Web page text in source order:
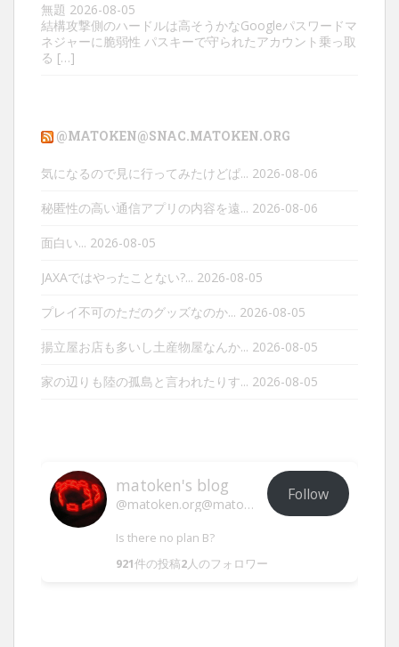
無題 2026-08-05
結構攻撃側のハードルは高そうかなGoogleパスワードマ
ネジャーに脆弱性 パスキーで守られたアカウント乗っ取
る […]
@MATOKEN@SNAC.MATOKEN.ORG
気になるので見に行ってみたけどぱ... 2026-08-06
秘匿性の高い通信アプリの内容を遠... 2026-08-06
面白い... 2026-08-05
JAXAではやったことない?... 2026-08-05
プレイ不可のただのグッズなのか... 2026-08-05
揚立屋お店も多いし土産物屋なんか... 2026-08-05
家の辺りも陸の孤島と言われたりす... 2026-08-05
matoken's blog
@matoken.org@matoken.org
Follow
Is there no plan B?
921件の投稿2人のフォロワー